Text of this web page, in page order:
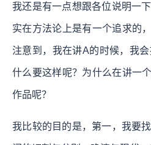
我还是有一点想跟各位说明一
实在方法论上是有一个追求的
注意到，我在讲A的时候，我
什么要这样呢？为什么在讲一
作品呢？
我比较的目的是，第一，我要